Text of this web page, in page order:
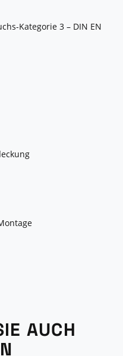
Kategorie 3 – DIN EN
AUCH